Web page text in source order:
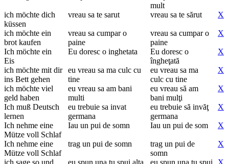
mult
ich möchte dich
küssen
vreau sa te sarut vreau sa te sărut X
ich möchte ein
brot kaufen
vreau sa cumpar o
paine
vreau sa cumpar o
paine
X
Ich möchte ein
Eis
Eu doresc o inghetata
Eu doresc o
îngheţată
X
ich möchte mit dir
ins Bett gehen
eu vreau sa ma culc cu
tine
eu vreau sa ma
culc cu tine
X
ich möchte viel
geld haben
eu vreau sa am bani
multi
eu vreau să am
bani mulţi
X
Ich muß Deutsch
lernen
eu trebuie sa invat
germana
eu trebuie să invăţ
germana
X
Ich nehme eine
Mütze voll Schlaf
Iau un pui de somn Iau un pui de som X
Ich nehme eine
Mütze voll Schlaf
trag un pui de somn
trag un pui de
somn
X